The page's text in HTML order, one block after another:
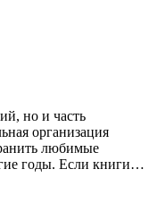
но и часть
организация
любимые
годы. Если книги…